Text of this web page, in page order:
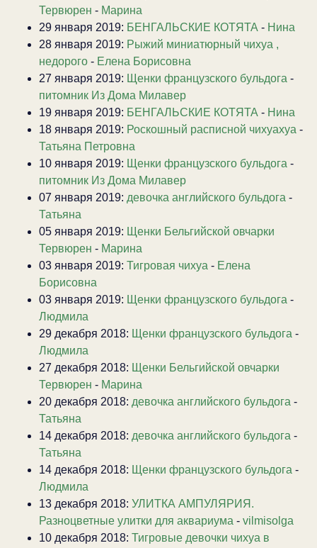
Тервюрен - Марина
29 января 2019: БЕНГАЛЬСКИЕ КОТЯТА - Нина
28 января 2019: Рыжий миниатюрный чихуа ,
недорого - Елена Борисовна
27 января 2019: Щенки французского бульдога -
питомник Из Дома Милавер
19 января 2019: БЕНГАЛЬСКИЕ КОТЯТА - Нина
18 января 2019: Роскошный расписной чихуахуа -
Татьяна Петровна
10 января 2019: Щенки французского бульдога -
питомник Из Дома Милавер
07 января 2019: девочка английского бульдога -
Татьяна
05 января 2019: Щенки Бельгийской овчарки
Тервюрен - Марина
03 января 2019: Тигровая чихуа - Елена
Борисовна
03 января 2019: Щенки французского бульдога -
Людмила
29 декабря 2018: Щенки французского бульдога -
Людмила
27 декабря 2018: Щенки Бельгийской овчарки
Тервюрен - Марина
20 декабря 2018: девочка английского бульдога -
Татьяна
14 декабря 2018: девочка английского бульдога -
Татьяна
14 декабря 2018: Щенки французского бульдога -
Людмила
13 декабря 2018: УЛИТКА АМПУЛЯРИЯ.
Разноцветные улитки для аквариума - vilmisolga
10 декабря 2018: Тигровые девочки чихуа в